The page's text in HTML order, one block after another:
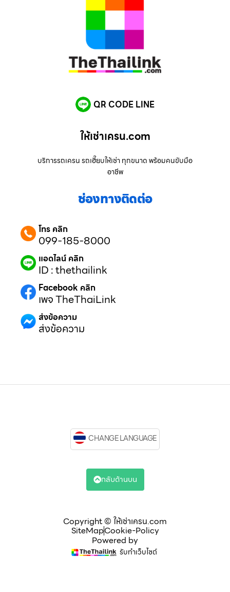
QR CODE LINE
ให้เช่าเครน.com
บริการรถเครน รถเฮี๊ยบให้เช่า ทุกขนาด พร้อมคนขับมือ
อาชีพ
ช่องทางติดต่อ
โทร คลิก
099-185-8000
แอดไลน์ คลิก
ID : thethailink
Facebook คลิก
เพจ TheThaiLink
ส่งข้อความ
ส่งข้อความ
Copyright © ให้เช่าเครน.com
SiteMapCookie-Policy
Powered by
รับทำเว็บไซต์
CHANGE LANGUAGE
กลับด้านบน